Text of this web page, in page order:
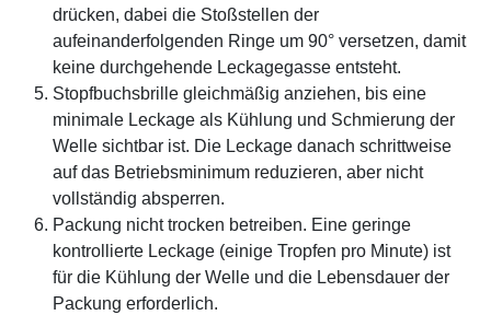
drücken, dabei die Stoßstellen der
aufeinanderfolgenden Ringe um 90° versetzen, damit
keine durchgehende Leckagegasse entsteht.
Stopfbuchsbrille gleichmäßig anziehen, bis eine
minimale Leckage als Kühlung und Schmierung der
Welle sichtbar ist. Die Leckage danach schrittweise
auf das Betriebsminimum reduzieren, aber nicht
vollständig absperren.
Packung nicht trocken betreiben. Eine geringe
kontrollierte Leckage (einige Tropfen pro Minute) ist
für die Kühlung der Welle und die Lebensdauer der
Packung erforderlich.